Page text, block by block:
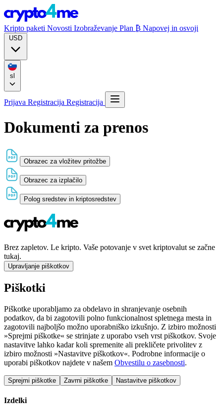
Kripto paketi Novosti Izobraževanje Plan ₿ Napovej in osvoji
Prijava Registracija Registracija
Dokumenti za prenos
Obrazec za vložitev pritožbe
Obrazec za izplačilo
Polog sredstev in kriptosredstev
Brez zapletov. Le kripto. Vaše potovanje v svet kriptovalut se začne
tukaj.
Upravljanje piškotkov
Piškotki
Piškotke uporabljamo za obdelavo in shranjevanje osebnih
podatkov, da bi zagotovili polno funkcionalnost spletnega mesta in
zagotovili najboljšo možno uporabniško izkušnjo. Z izbiro možnosti
»Sprejmi piškotke« se strinjate z uporabo vseh vrst piškotkov. Svoje
nastavitve lahko kadar koli spremenite ali prekličete privolitev z
izbiro možnosti »Nastavitve piškotkov«. Podrobne informacije o
uporabi piškotkov najdete v našem Obvestilu o zasebnosti.
Sprejmi piškotke Zavrni piškotke Nastavitve piškotkov
Izdelki